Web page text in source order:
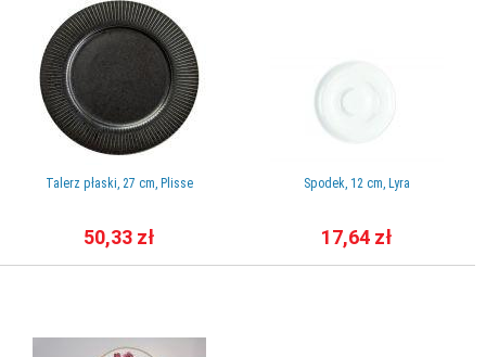
Talerz płaski, 27 cm, Plisse
50,33 zł
Spodek, 12 cm, Lyra
17,64 zł